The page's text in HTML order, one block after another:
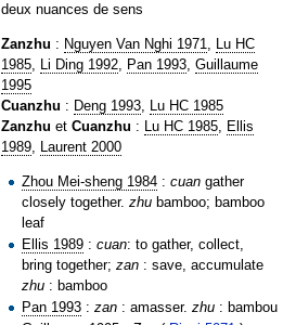
deux nuances de sens
Zanzhu : Nguyen Van Nghi 1971, Lu HC
1985, Li Ding 1992, Pan 1993, Guillaume
1995
Cuanzhu : Deng 1993, Lu HC 1985
Zanzhu et Cuanzhu : Lu HC 1985, Ellis
1989, Laurent 2000
Zhou Mei-sheng 1984 :cuan gather
closely together.zhu bamboo; bamboo
leaf
Ellis 1989 :cuan: to gather, collect,
bring together;zan : save, accumulate
zhu : bamboo
Pan 1993 : zan : amasser.zhu : bambou